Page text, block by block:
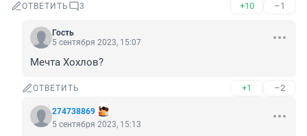
ОТВЕТИТЬ 3 +10 –1
Гость
5 сентября 2023, 15:07
Мечта Хохлов?
ОТВЕТИТЬ +1 –2
274738869
5 сентября 2023, 15:13